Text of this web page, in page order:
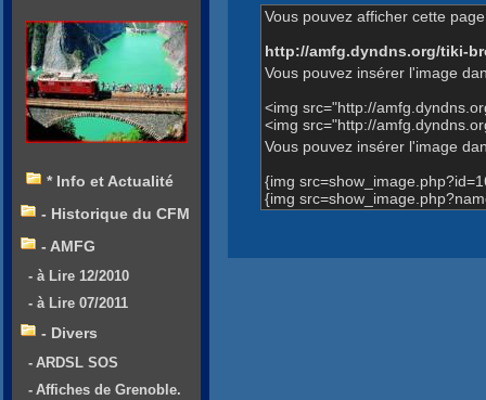
Vous pouvez afficher cette
http://amfg.dyndns.org/tiki-
Vous pouvez insérer l'image
<img src="http://
<img src="http://
Vous pouvez insérer l'image
{img
{img
* Info et Actualité
- Historique du CFM
- AMFG
- à Lire 12/2010
- à Lire 07/2011
- Divers
- ARDSL SOS
- Affiches de Grenoble.